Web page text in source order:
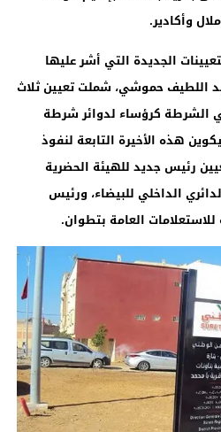
وأكادير.
الجديدة التي أشر عليها
اللطيف حموشي، شملت تعيين ثلاث
الشرطة كرؤساء لدوائر شرطة
هذه الأخيرة التابعة لنفوذ
رئيس جديد للهيئة الحضرية
الداخلي للبيضاء، ورئيس
للاستعلامات العامة بتطوان.